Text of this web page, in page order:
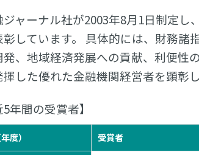
ャーナル社が2003年8月1日制定し
しています。 具体的には、財務諸
、地域経済発展への貢献、利便性
揮した優れた金融機関経営者を顕彰
5年間の受賞者】
度） 受賞者